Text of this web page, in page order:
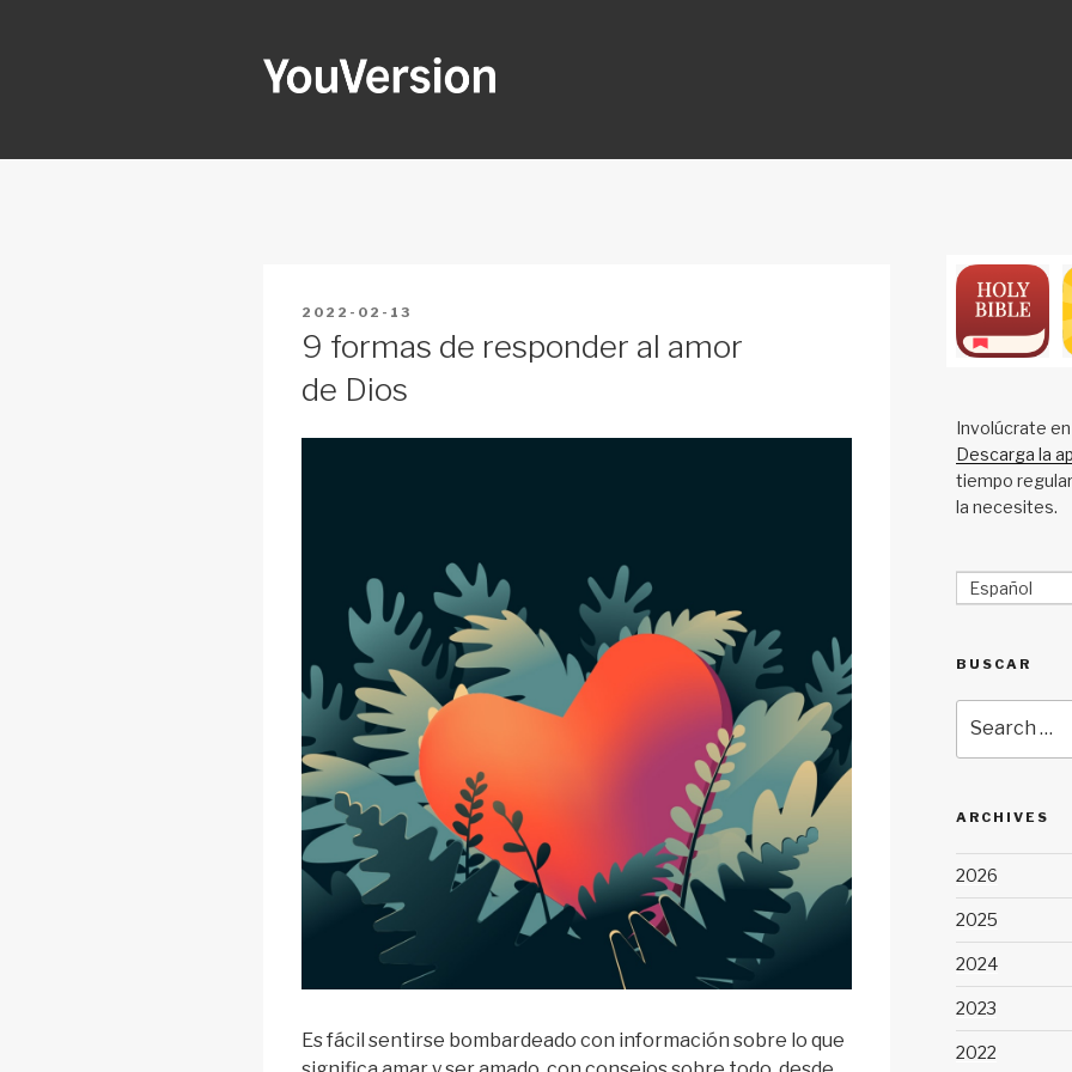
POSTED
2022-02-13
9 formas de responder al amor
de Dios
Es fácil sentirse bombardeado con información sobre lo que
Involúcrate
Descarga la
tiempo
la necesites.
Español
BUSCAR
for:
ARCHIVES
2026
2025
2024
2023
2022